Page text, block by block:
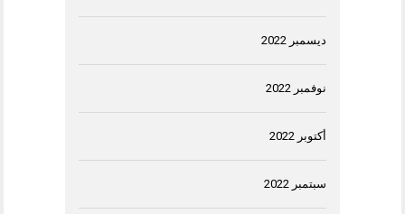
ديسمبر 2022
نوفمبر 2022
أكتوبر 2022
سبتمبر 2022